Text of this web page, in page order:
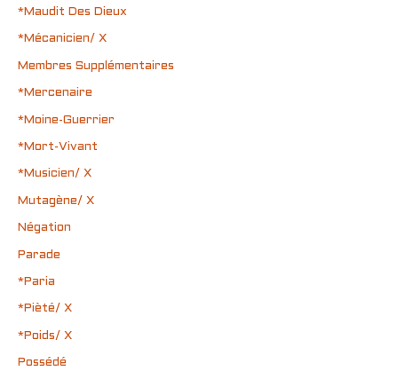
*Maudit Des Dieux
*Mécanicien/ X
Membres Supplémentaires
*Mercenaire
*Moine-Guerrier
*Mort-Vivant
*Musicien/ X
Mutagène/ X
Négation
Parade
*Paria
*Pièté/ X
*Poids/ X
Possédé